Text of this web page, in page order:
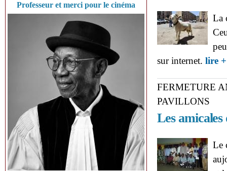
Professeur et merci pour le cinéma
La
sur internet. lire +
FERMETURE
PAVILLONS
Les
Le